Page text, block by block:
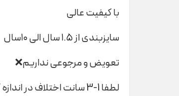
با کیفیت عالی
سایزبندی از ۱.۵ سال الی ۱۰سال
تعویض و مرجوعی نداریم❌
لطفا 1-3 سانت اختلاف در اندازه گیری را لحاظ کنید